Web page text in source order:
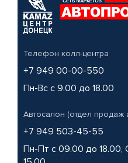
Телефон колл-центра
+7 949 00-00-550
Пн-Вс с 9.00 до 18.00
Автосалон (отдел продаж
+7 949 503-45-55
Пн-Пт с 09.00 до 18.00,